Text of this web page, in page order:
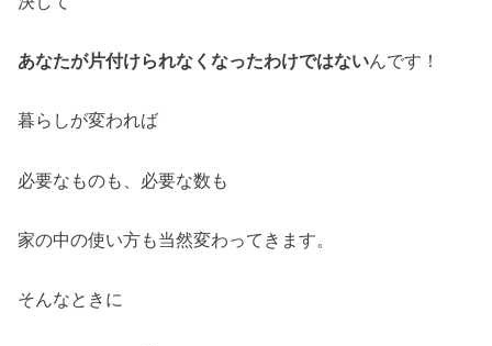
あなたが片付けられなくなったわけではないんです！
暮らしが変われば
必要なものも、必要な数も
家の中の使い方も当然変わってきます。
そんなときに